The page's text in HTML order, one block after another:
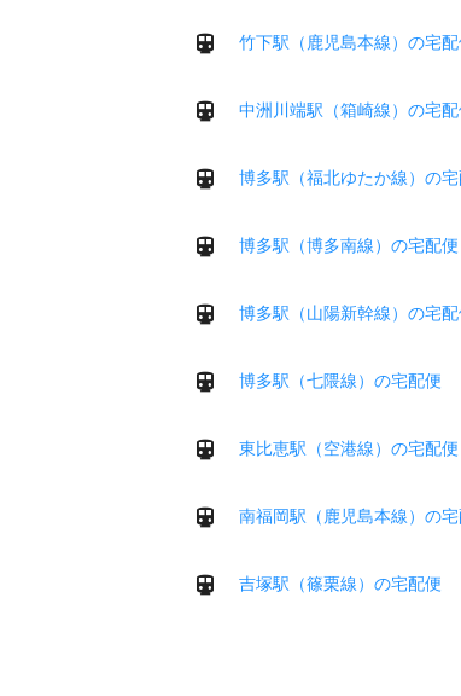
竹下駅（鹿児島本線）の宅配
中洲川端駅（箱崎線）の宅配
博多駅（福北ゆたか線）の
博多駅（博多南線）の宅配便
博多駅（山陽新幹線）の宅配
博多駅（七隈線）の宅配便
東比恵駅（空港線）の宅配便
南福岡駅（鹿児島本線）の
吉塚駅（篠栗線）の宅配便